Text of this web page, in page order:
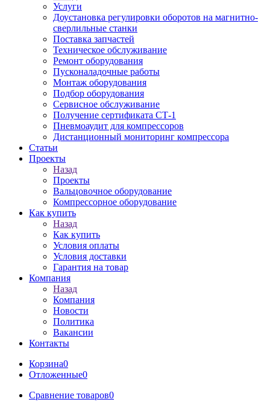
Услуги
Доустановка регулировки оборотов на магнитно-
сверлильные станки
Поставка запчастей
Техническое обслуживание
Ремонт оборудования
Пусконаладочные работы
Монтаж оборудования
Подбор оборудования
Сервисное обслуживание
Получение сертификата СТ-1
Пневмоаудит для компрессоров
Дистанционный мониторинг компрессора
Статьи
Проекты
Назад
Проекты
Вальцовочное оборудование
Компрессорное оборудование
Как купить
Назад
Как купить
Условия оплаты
Условия доставки
Гарантия на товар
Компания
Назад
Компания
Новости
Политика
Вакансии
Контакты
Корзина0
Отложенные0
Сравнение товаров0